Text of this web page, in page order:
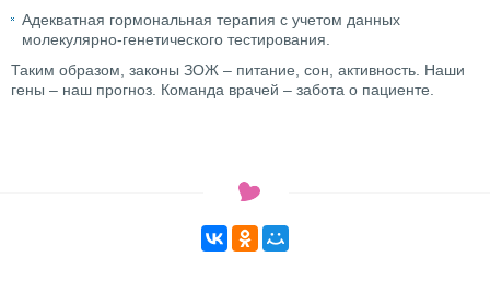
Адекватная гормональная терапия с учетом данных
молекулярно-генетического тестирования.
Таким образом, законы ЗОЖ – питание, сон, активность. Наши
гены – наш прогноз. Команда врачей – забота о пациенте.